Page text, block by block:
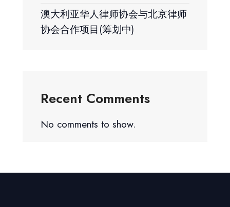
澳大利亚华人律师协会与北京律师
协会合作项目(筹划中)
Recent Comments
No comments to show.